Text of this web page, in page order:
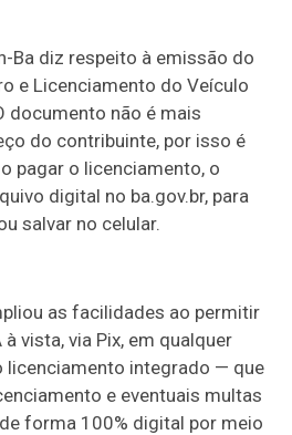
Ba diz respeito à emissão do
e Licenciamento do Veículo
documento não é mais
do contribuinte, por isso é
pagar o licenciamento, o
digital no ba.gov.br, para
salvar no celular.
as facilidades ao permitir
vista, via Pix, em qualquer
licenciamento integrado — que
e eventuais multas
forma 100% digital por meio